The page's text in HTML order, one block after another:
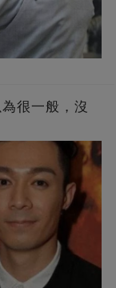
很一般，沒